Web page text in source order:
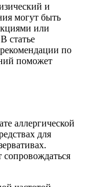
и
могут быть
или
статье
по
поможет
аллергической
для